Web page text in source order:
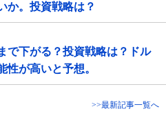
か。投資戦略は？
で下がる？投資戦略は？ドル
性が高いと予想。
>>最新記事一覧へ